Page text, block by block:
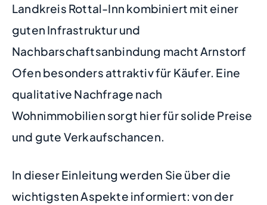
Landkreis Rottal-Inn kombiniert mit einer
guten Infrastruktur und
Nachbarschaftsanbindung macht Arnstorf
Ofen besonders attraktiv für Käufer. Eine
qualitative Nachfrage nach
Wohnimmobilien sorgt hier für solide Preise
und gute Verkaufschancen.
In dieser Einleitung werden Sie über die
wichtigsten Aspekte informiert: von der